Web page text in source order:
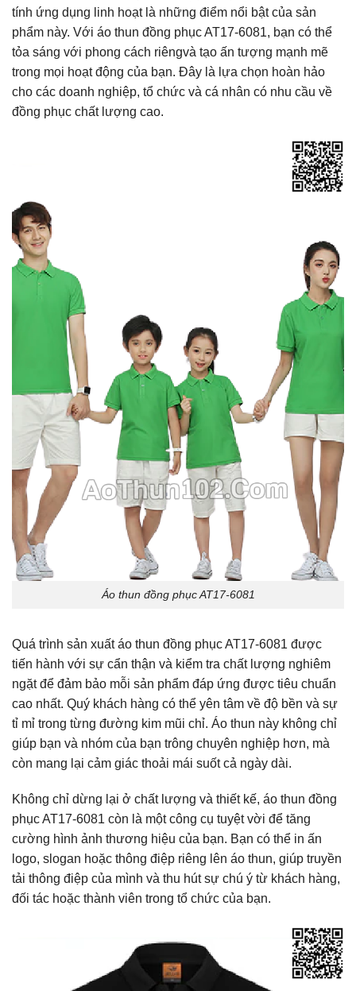
tính ứng dụng linh hoạt là những điểm nổi bật của sản
phẩm này. Với áo thun đồng phục AT17-6081, bạn có thể
tỏa sáng với phong cách riêngvà tạo ấn tượng mạnh mẽ
trong mọi hoạt động của bạn. Đây là lựa chọn hoàn hảo
cho các doanh nghiệp, tổ chức và cá nhân có nhu cầu về
đồng phục chất lượng cao.
Áo thun đồng phục AT17-6081
Quá trình sản xuất áo thun đồng phục AT17-6081 được
tiến hành với sự cẩn thận và kiểm tra chất lượng nghiêm
ngặt để đảm bảo mỗi sản phẩm đáp ứng được tiêu chuẩn
cao nhất. Quý khách hàng có thể yên tâm về độ bền và sự
tỉ mỉ trong từng đường kim mũi chỉ. Áo thun này không chỉ
giúp bạn và nhóm của bạn trông chuyên nghiệp hơn, mà
còn mang lại cảm giác thoải mái suốt cả ngày dài.
Không chỉ dừng lại ở chất lượng và thiết kế, áo thun đồng
phục AT17-6081 còn là một công cụ tuyệt vời để tăng
cường hình ảnh thương hiệu của bạn. Bạn có thể in ấn
logo, slogan hoặc thông điệp riêng lên áo thun, giúp truyền
tải thông điệp của mình và thu hút sự chú ý từ khách hàng,
đối tác hoặc thành viên trong tổ chức của bạn.